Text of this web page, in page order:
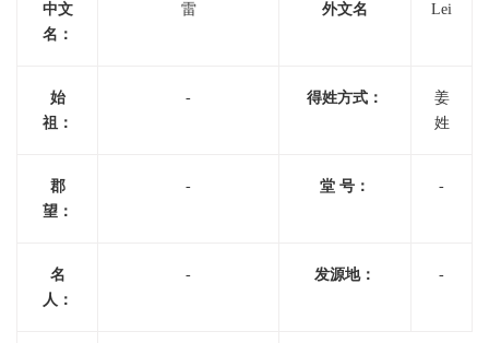
中文
名：
雷 外文名 Lei
始
祖：
- 得姓方式：
姜
姓
郡
望：
- 堂 号： -
名
人：
- 发源地： -